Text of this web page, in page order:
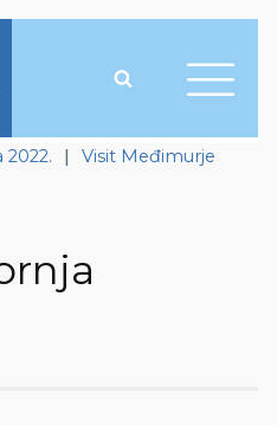
| Visit Međimurje